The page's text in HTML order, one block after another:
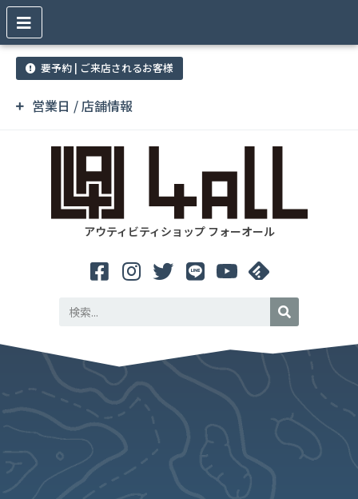
営業日 / 店舗情報
要予約 | ご来店されるお客様
アウティビティショップ フォーオール